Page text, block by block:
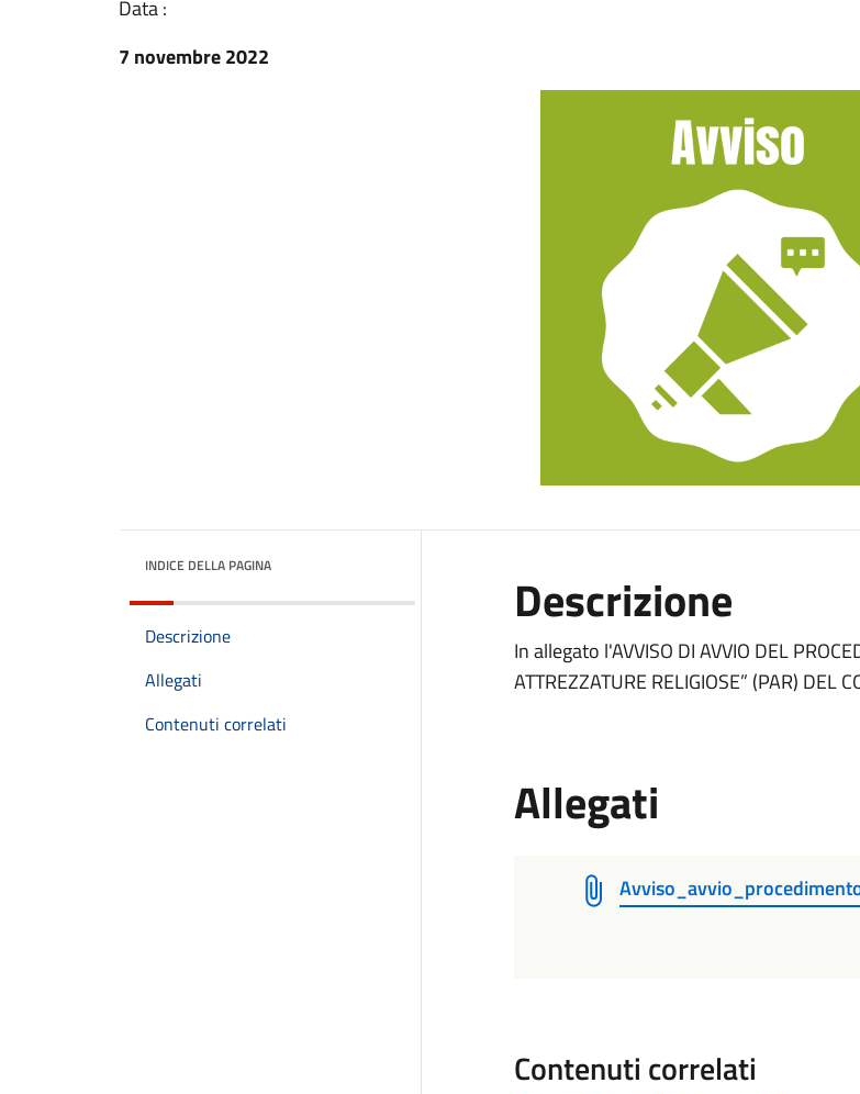
Data :
7 novembre 2022
INDICE DELLA PAGINA
Descrizione
Allegati
Contenuti correlati
Descrizione
In allegato l'AVVISO DI AVVIO DEL
ATTREZZATURE RELIGIOSE” (PAR) DEL
Allegati
Contenuti correlati